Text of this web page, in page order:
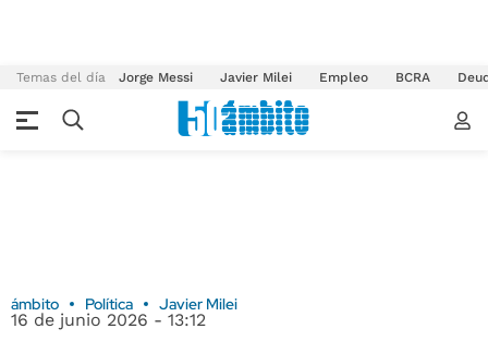
Temas del día Jorge Messi Javier Milei Empleo BCRA
ámbito Política Javier Milei
16 de junio 2026 - 13:12